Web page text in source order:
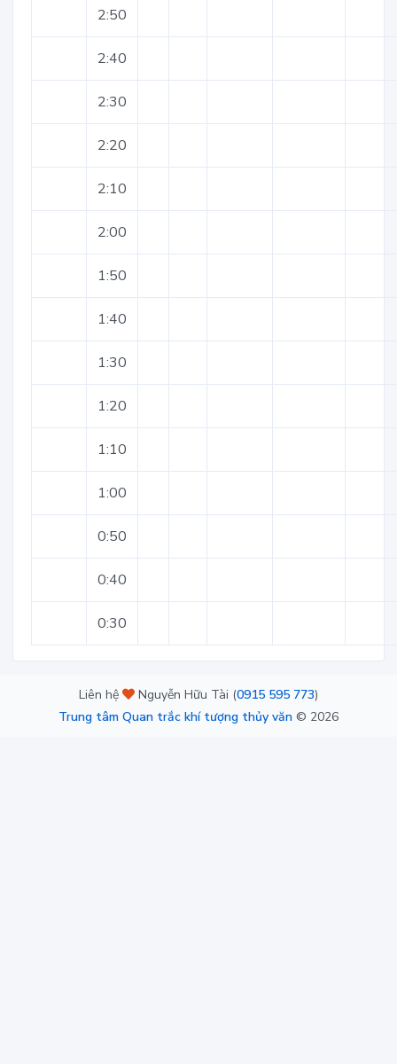
2:50
2:40
2:30
2:20
2:10
2:00
1:50
1:40
1:30
1:20
1:10
1:00
0:50
0:40
0:30
Liên hệ Nguyễn Hữu Tài (0915 595 773)
Trung tâm Quan trắc khí tượng thủy văn © 2026